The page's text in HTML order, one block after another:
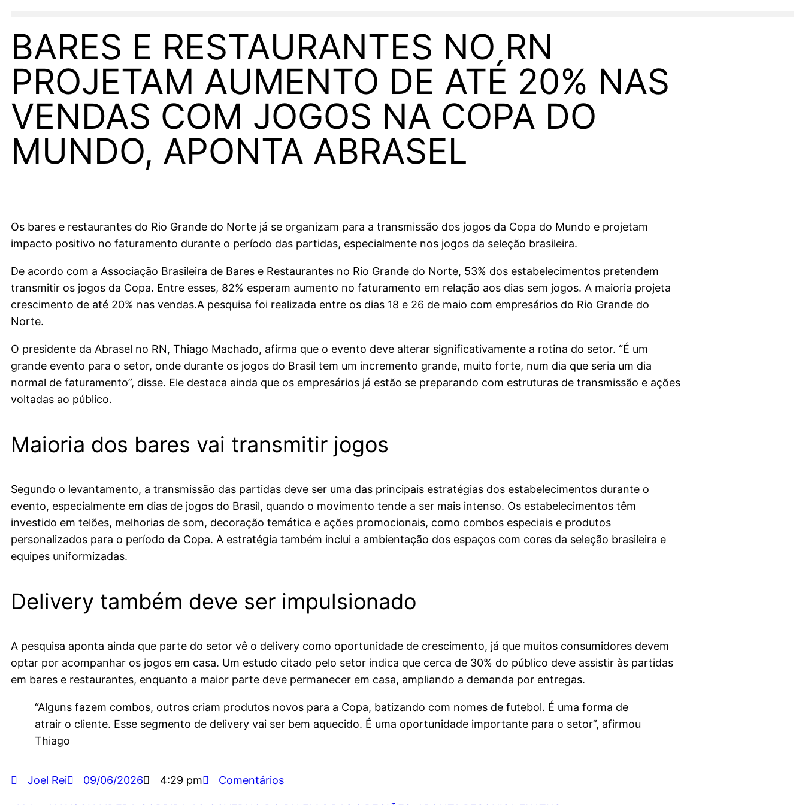
BARES E RESTAURANTES NO RN
PROJETAM AUMENTO DE ATÉ 20% NAS
VENDAS COM JOGOS NA COPA DO
MUNDO, APONTA ABRASEL
Os bares e restaurantes do Rio Grande do Norte já se organizam para a transmissão dos jogos da Copa do Mundo e projetam
impacto positivo no faturamento durante o período das partidas, especialmente nos jogos da seleção brasileira.
De acordo com a Associação Brasileira de Bares e Restaurantes no Rio Grande do Norte, 53% dos estabelecimentos pretendem
transmitir os jogos da Copa. Entre esses, 82% esperam aumento no faturamento em relação aos dias sem jogos. A maioria projeta
crescimento de até 20% nas vendas.A pesquisa foi realizada entre os dias 18 e 26 de maio com empresários do Rio Grande do
Norte.
O presidente da Abrasel no RN, Thiago Machado, afirma que o evento deve alterar significativamente a rotina do setor. “É um
grande evento para o setor, onde durante os jogos do Brasil tem um incremento grande, muito forte, num dia que seria um dia
normal de faturamento”, disse. Ele destaca ainda que os empresários já estão se preparando com estruturas de transmissão e ações
voltadas ao público.
Maioria dos bares vai transmitir jogos
Segundo o levantamento, a transmissão das partidas deve ser uma das principais estratégias dos estabelecimentos durante o
evento, especialmente em dias de jogos do Brasil, quando o movimento tende a ser mais intenso. Os estabelecimentos têm
investido em telões, melhorias de som, decoração temática e ações promocionais, como combos especiais e produtos
personalizados para o período da Copa. A estratégia também inclui a ambientação dos espaços com cores da seleção brasileira e
equipes uniformizadas.
Delivery também deve ser impulsionado
A pesquisa aponta ainda que parte do setor vê o delivery como oportunidade de crescimento, já que muitos consumidores devem
optar por acompanhar os jogos em casa. Um estudo citado pelo setor indica que cerca de 30% do público deve assistir às partidas
em bares e restaurantes, enquanto a maior parte deve permanecer em casa, ampliando a demanda por entregas.
“Alguns fazem combos, outros criam produtos novos para a Copa, batizando com nomes de futebol. É uma forma de
atrair o cliente. Esse segmento de delivery vai ser bem aquecido. É uma oportunidade importante para o setor”, afirmou
Thiago
Joel Rei 09/06/2026 4:29 pm Comentários